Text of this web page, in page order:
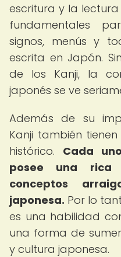
escritura y la lectura
fundamentales
signos, menús y
escrita en Japón.
de los Kanji, la
japonés se ve
Además de su
Kanji también
histórico. Cada
posee una rica
conceptos
japonesa. Por lo
es una habilidad
una forma de
y cultura japonesa.